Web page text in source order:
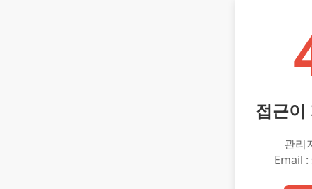
접근이
관리
Email